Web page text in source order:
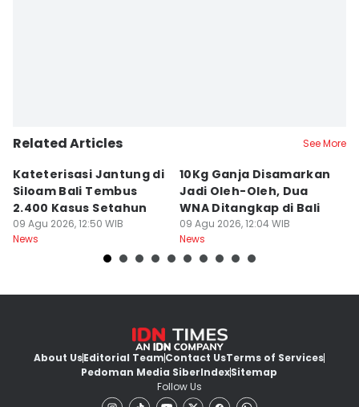
Related Articles See More
Kateterisasi Jantung di
Siloam Bali Tembus
2.400 Kasus Setahun
09 Agu 2026, 12:50 WIB
News
10Kg Ganja Disamarkan
Jadi Oleh-Oleh, Dua
WNA Ditangkap di Bali
09 Agu 2026, 12:04 WIB
News
About UsEditorial TeamContact UsTerms of Services
Pedoman Media SiberIndexSitemap
Follow Us